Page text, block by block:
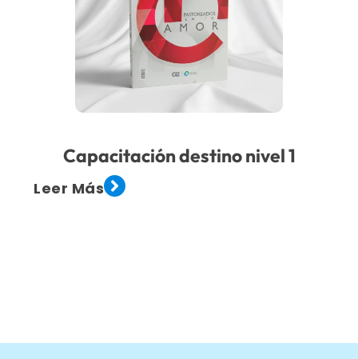
Capacitación destino nivel 1
Leer Más